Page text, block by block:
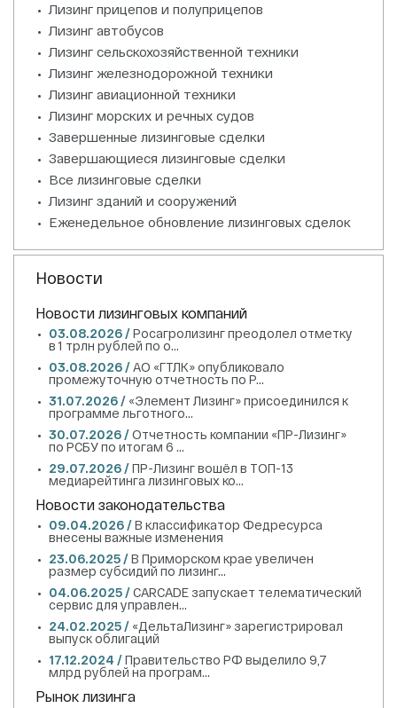
Лизинг прицепов и полуприцепов
Лизинг автобусов
Лизинг сельскохозяйственной техники
Лизинг железнодорожной техники
Лизинг авиационной техники
Лизинг морских и речных судов
Завершенные лизинговые сделки
Завершающиеся лизинговые сделки
Все лизинговые сделки
Лизинг зданий и сооружений
Еженедельное обновление лизинговых сделок
Новости
Новости лизинговых компаний
03.08.2026 /Росагролизинг преодолел отметку
в 1 трлн рублей по о...
03.08.2026 /АО «ГТЛК» опубликовало
промежуточную отчетность по Р...
31.07.2026 / «Элемент Лизинг» присоединился к
программе льготного...
30.07.2026 /Отчетность компании «ПР-Лизинг»
по РСБУ по итогам 6 ...
29.07.2026 /ПР-Лизинг вошёл в ТОП-13
медиарейтинга лизинговых ко...
Новости законодательства
09.04.2026 /В классификатор Федресурса
внесены важные изменения
23.06.2025 /В Приморском крае увеличен
размер субсидий по лизинг...
04.06.2025 /CARCADE запускает телематический
сервис для управлен...
24.02.2025 / «ДельтаЛизинг» зарегистрировал
выпуск облигаций
17.12.2024 /Правительство РФ выделило 9,7
млрд рублей на програм...
Рынок лизинга